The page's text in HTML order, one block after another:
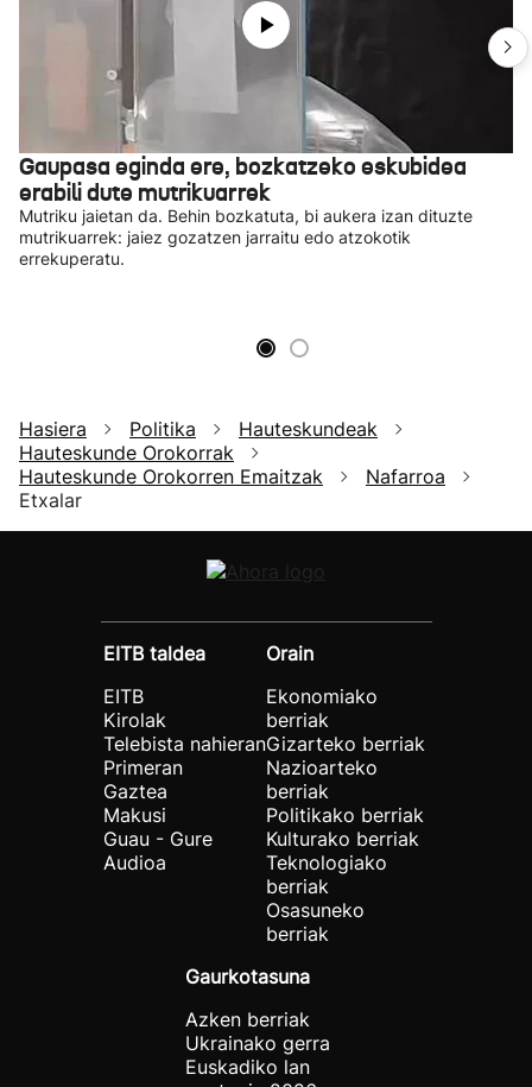
Gaupasa eginda ere, bozkatzeko eskubidea
erabili dute mutrikuarrek
Mutriku jaietan da. Behin bozkatuta, bi aukera izan dituzte
mutrikuarrek: jaiez gozatzen jarraitu edo atzokotik
errekuperatu.
Hasiera Politika
Hauteskundeak
Hauteskunde Orokorrak
Hauteskunde Orokorren Emaitzak
Nafarroa
Etxalar
EITB taldea
EITB
Kirolak
Telebista nahieran
Primeran
Gaztea
Makusi
Guau - Gure
Audioa
Orain
Ekonomiako
berriak
Gizarteko berriak
Nazioarteko
berriak
Politikako berriak
Kulturako berriak
Teknologiako
berriak
Osasuneko
berriak
Gaurkotasuna
Azken berriak
Ukrainako gerra
Euskadiko lan